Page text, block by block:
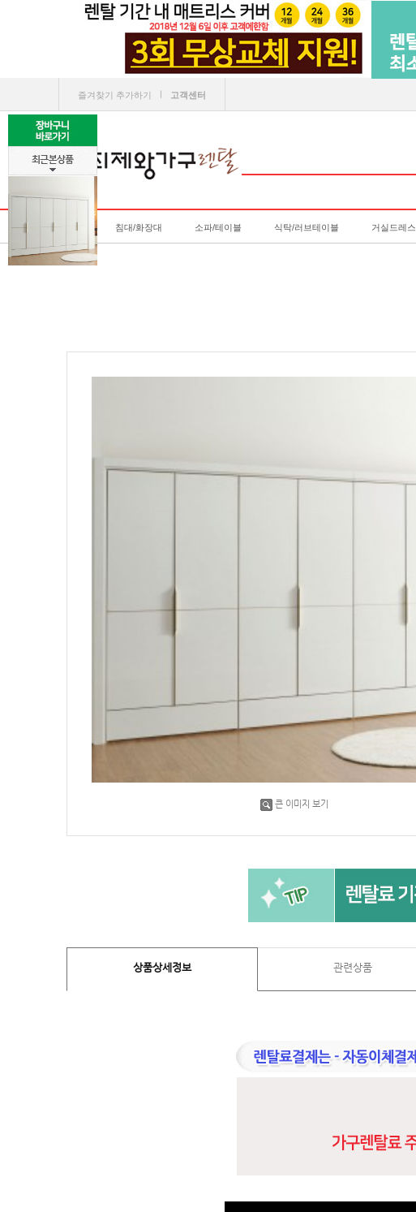
즐겨찾기 추가하기 ㅣ 고객센터
침대/화장대 소파/테이블 식탁/러브테이블 거실드레스
큰 이미지 보기
상품상세정보 관련상품